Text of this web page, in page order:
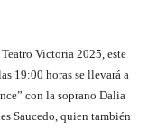
Victoria 2025, este
19:00 horas se llevará a
con la soprano Dalia
Saucedo, quien también